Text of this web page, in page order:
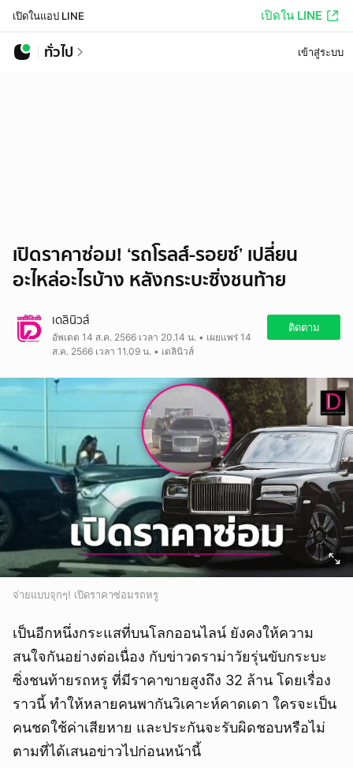
เปิดในแอป LINE เปิดใน LINE
ทั่วไป เข้าสู่ระบบ
เปิดราคาซ่อม! ‘รถโรลส์-รอยซ์’ เปลี่ยน
อะไหล่อะไรบ้าง หลังกระบะซิ่งชนท้าย
เดลินิวส์
อัพเดต 14 ส.ค. 2566 เวลา 20.14 น. • เผยแพร่ 14
ส.ค. 2566 เวลา 11.09 น. • เดลินิวส์
ติดตาม
จ่ายแบบจุกๆ! เปิดราคาซ่อมรถหรู
เป็นอีกหนึ่งกระแสที่บนโลกออนไลน์ ยังคงให้ความ
สนใจกันอย่างต่อเนื่อง กับข่าวดราม่าวัยรุ่นขับกระบะ
ซิ่งชนท้ายรถหรู ที่มีราคาขายสูงถึง 32 ล้าน โดยเรื่อง
ราวนี้ ทำให้หลายคนพากันวิเคาะห์คาดเดา ใครจะเป็น
คนชดใช้ค่าเสียหาย และประกันจะรับผิดชอบหรือไม่
ตามที่ได้เสนอข่าวไปก่อนหน้านี้